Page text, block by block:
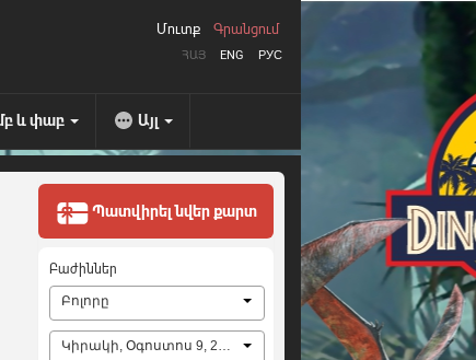
ՀԱՅ ENG РУС
Մուտք Գրանցում
և փաբ Այլ
Պատվիրել նվեր քարտ
Բաժիններ
Բոլորը
Կիրակի, Օգոստոս 9, 2026